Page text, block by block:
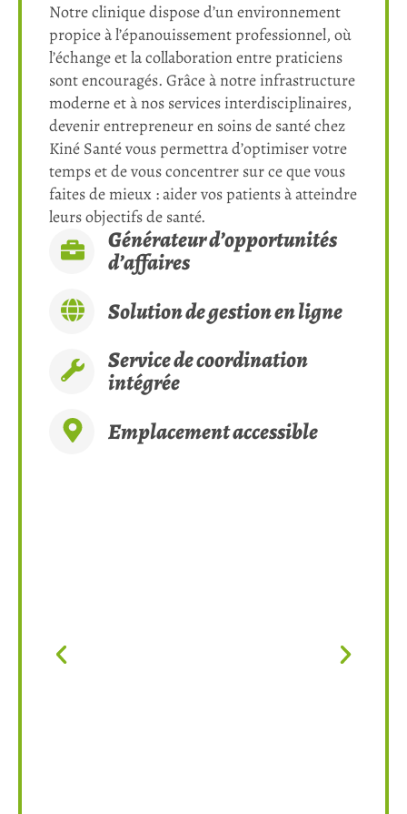
Notre clinique dispose d’un environnement
propice à l’épanouissement professionnel, où
l’échange et la collaboration entre praticiens
sont encouragés. Grâce à notre infrastructure
moderne et à nos services interdisciplinaires,
devenir entrepreneur en soins de santé chez
Kiné Santé vous permettra d’optimiser votre
temps et de vous concentrer sur ce que vous
faites de mieux : aider vos patients à atteindre
leurs objectifs de santé.
Générateur d’opportunités
d’affaires
Solution de gestion en ligne
Service de coordination
intégrée
Emplacement accessible